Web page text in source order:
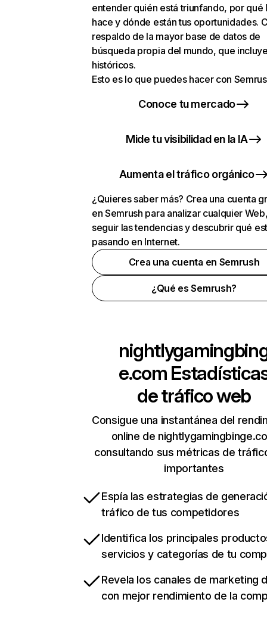
entender quién está triunfando, por qué
hace y dónde están tus oportunidades.
respaldo de la mayor base de datos de
búsqueda propia del mundo, que
históricos.
Esto es lo que puedes hacer con
Conoce tu mercado
Mide tu visibilidad en la IA
Aumenta el tráfico orgánico
¿Quieres saber más? Crea una cuenta
en Semrush para analizar cualquier
seguir las tendencias y descubrir qué
pasando en Internet.
Crea una cuenta en Semrush
¿Qué es Semrush?
e.com
de tráfico web
Consigue una instantánea del
online de
consultando sus métricas de
importantes
Espía las estrategias de
tráfico de tus competidores
Identifica los principales
servicios y categorías de tu
Revela los canales de marketing
con mejor rendimiento de la